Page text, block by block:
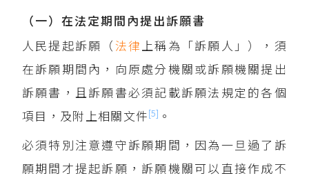
（一）在法定期間內提出訴願書
人民提起訴願（法律上稱為「訴願人」），須
在訴願期間內，向原處分機關或訴願機關提出
訴願書，且訴願書必須記載訴願法規定的各個
項目，及附上相關文件[5] 。
必須特別注意遵守訴願期間，因為一旦過了訴
願期間才提起訴願，訴願機關可以直接作成不